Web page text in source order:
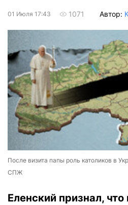
01 Июля 17:43 1071 Автор:
После визита папы роль католиков в
СПЖ
Еленский признал, что